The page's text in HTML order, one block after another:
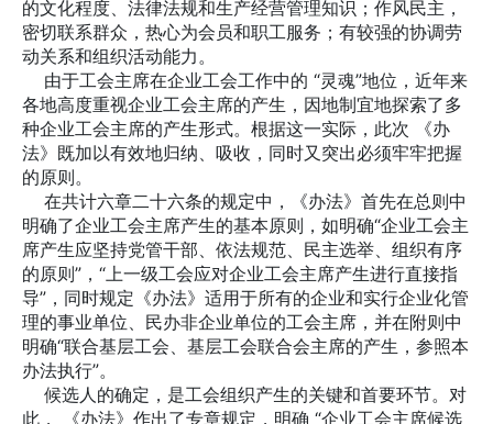
的文化程度、法律法规和生产经营管理知识；作风民主，
密切联系群众，热心为会员和职工服务；有较强的协调劳
动关系和组织活动能力。
由于工会主席在企业工会工作中的 “灵魂”地位，近年来
各地高度重视企业工会主席的产生，因地制宜地探索了多
种企业工会主席的产生形式。根据这一实际，此次 《办
法》既加以有效地归纳、吸收，同时又突出必须牢牢把握
的原则。
在共计六章二十六条的规定中，《办法》首先在总则中
明确了企业工会主席产生的基本原则，如明确“企业工会主
席产生应坚持党管干部、依法规范、民主选举、组织有序
的原则”，“上一级工会应对企业工会主席产生进行直接指
导”，同时规定《办法》适用于所有的企业和实行企业化管
理的事业单位、民办非企业单位的工会主席，并在附则中
明确“联合基层工会、基层工会联合会主席的产生，参照本
办法执行”。
候选人的确定，是工会组织产生的关键和首要环节。对
此， 《办法》作出了专章规定，明确 “企业工会主席候选